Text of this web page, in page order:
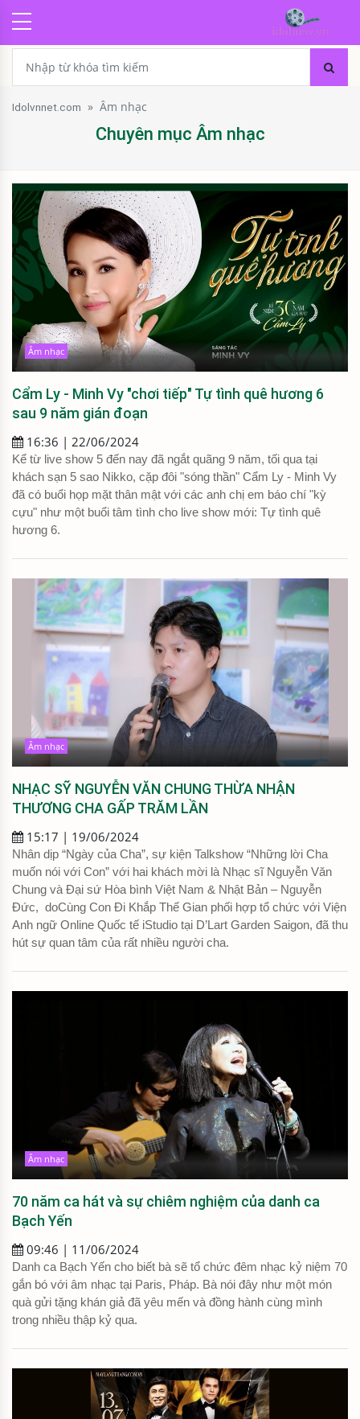
Idolvnnet.com » Âm nhạc
Chuyên mục Âm nhạc
Âm nhạc
Cẩm Ly - Minh Vy "chơi tiếp" Tự tình quê hương 6
sau 9 năm gián đoạn
16:36 | 22/06/2024
Kể từ live show 5 đến nay đã ngắt quãng 9 năm, tối qua tại
khách sạn 5 sao Nikko, cặp đôi "sóng thần" Cẩm Ly - Minh Vy
đã có buổi họp mặt thân mật với các anh chị em báo chí "kỳ
cựu" như một buổi tâm tình cho live show mới: Tự tình quê
hương 6.
Âm nhạc
NHẠC SỸ NGUYỄN VĂN CHUNG THỪA NHẬN
THƯƠNG CHA GẤP TRĂM LẦN
15:17 | 19/06/2024
Nhân dịp “Ngày của Cha”, sự kiện Talkshow “Những lời Cha
muốn nói với Con” với hai khách mời là Nhạc sĩ Nguyễn Văn
Chung và Đại sứ Hòa bình Việt Nam & Nhật Bản – Nguyễn
Đức, doCùng Con Đi Khắp Thế Gian phối hợp tổ chức với Viện
Anh ngữ Online Quốc tế iStudio tại D’Lart Garden Saigon, đã thu
hút sự quan tâm của rất nhiều người cha.
Âm nhạc
70 năm ca hát và sự chiêm nghiệm của danh ca
Bạch Yến
09:46 | 11/06/2024
Danh ca Bạch Yến cho biết bà sẽ tổ chức đêm nhạc kỷ niệm 70
gắn bó với âm nhạc tại Paris, Pháp. Bà nói đây như một món
quà gửi tặng khán giả đã yêu mến và đồng hành cùng mình
trong nhiều thập kỷ qua.